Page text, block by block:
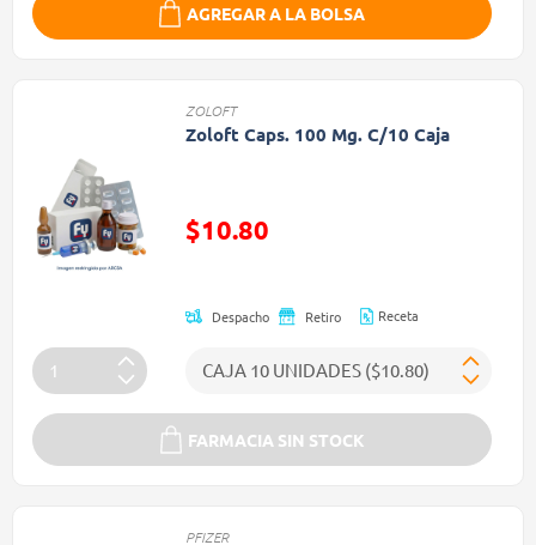
AGREGAR A LA BOLSA
ZOLOFT
Zoloft Caps. 100 Mg. C/10 Caja
Precio reducido de
$10.80
Despacho Retiro Receta
FARMACIA SIN STOCK
PFIZER